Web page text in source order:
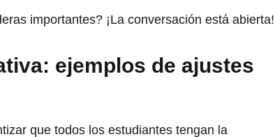
importantes? ¡La conversación está abierta!
ejemplos de ajustes
que todos los estudiantes tengan la